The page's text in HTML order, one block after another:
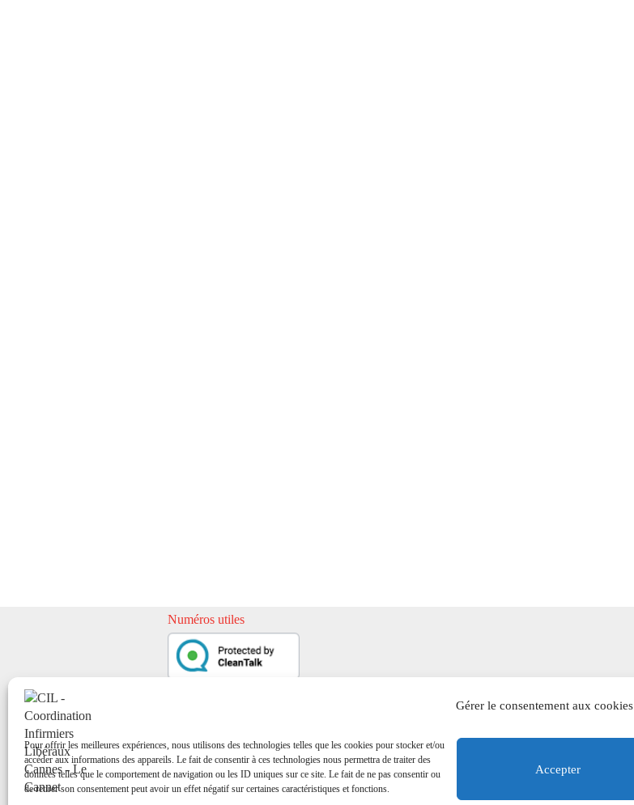
Gérer le consentement aux cookies
Pour offrir les meilleures expériences, nous utilisons des technologies telles que les cookies pour stocker et/ou
accéder aux informations des appareils. Le fait de consentir à ces technologies nous permettra de traiter des
données telles que le comportement de navigation ou les ID uniques sur ce site. Le fait de ne pas consentir ou
de retirer son consentement peut avoir un effet négatif sur certaines caractéristiques et fonctions.
Accepter
Numéros utiles